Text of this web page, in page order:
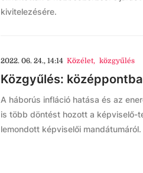
kivitelezésére.
2022. 06. 24., 14:14 Közélet, közgyűlés
Közgyűlés:
A háborús infláció hatása és az
is több döntést hozott a képviselő-
lemondott képviselői mandátumáról.